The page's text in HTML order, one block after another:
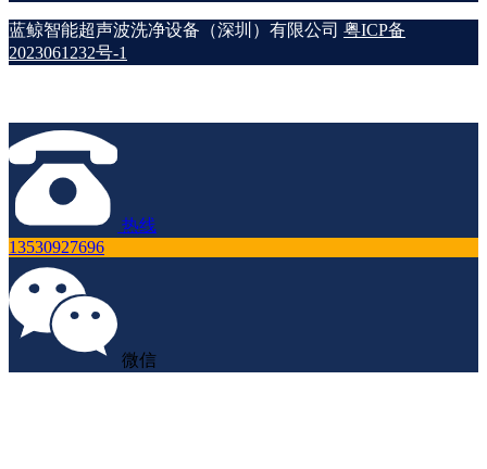
蓝鲸智能超声波洗净设备（深圳）有限公司 粤ICP备
2023061232号-1
热线
13530927696
微信